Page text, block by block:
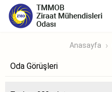
Anasayfa
Oda Görüşleri